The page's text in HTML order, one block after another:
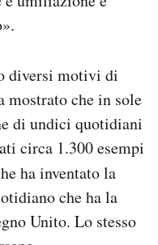
diversi motivi di
mostrato che in sole
di undici quotidiani
circa 1.300 esempi
ha inventato la
che ha la
Unito. Lo stesso